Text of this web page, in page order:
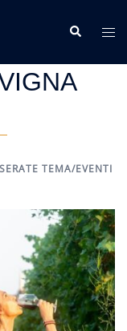
Cerca
SERATE TEMA/EVENTI